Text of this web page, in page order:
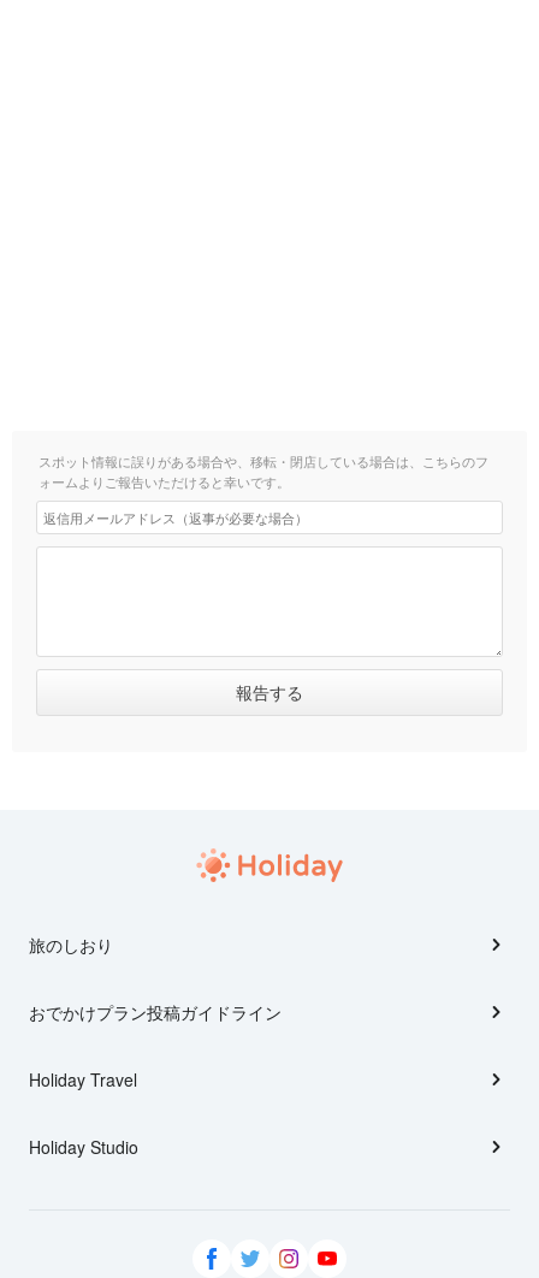
スポット情報に誤りがある場合や、移転・閉店している場合は、こちらのフ
ォームよりご報告いただけると幸いです。
旅のしおり
おでかけプラン投稿ガイドライン
Holiday Travel
Holiday Studio